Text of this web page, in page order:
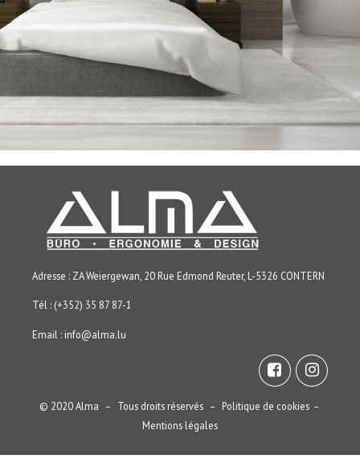
Adresse : ZA Weiergewan, 20 Rue Edmond Reuter, L-5326 CONTERN
Tél : (+352) 35 87 87-1
Email : info@alma.lu
© 2020 Alma – Tous droits réservés – Politique de cookies –
Mentions légales